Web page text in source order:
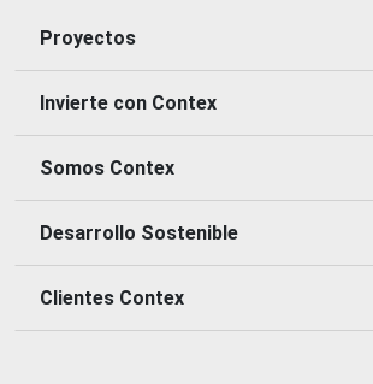
Proyectos
Invierte con Contex
Somos Contex
Desarrollo Sostenible
Clientes Contex